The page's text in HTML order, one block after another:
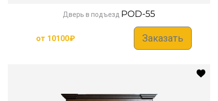
Дверь в подъезд POD-55
от 10100₽ Заказать